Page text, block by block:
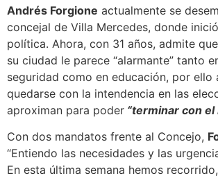
Andrés Forgione actualmente se
concejal de Villa Mercedes, donde
política. Ahora, con 31 años, admite
su ciudad le parece “alarmante” tanto
seguridad como en educación, por ello
quedarse con la intendencia en las
aproximan para poder “terminar con el
Con dos mandatos frente al Concejo,
“Entiendo las necesidades y las
En esta última semana hemos